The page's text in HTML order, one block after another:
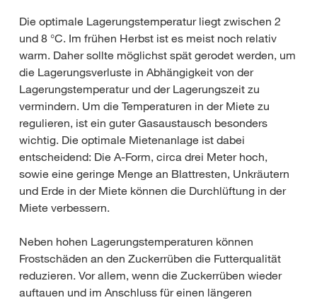
Die optimale Lagerungstemperatur liegt zwischen 2
und 8 °C. Im frühen Herbst ist es meist noch relativ
warm. Daher sollte möglichst spät gerodet werden, um
die Lagerungsverluste in Abhängigkeit von der
Lagerungstemperatur und der Lagerungszeit zu
vermindern. Um die Temperaturen in der Miete zu
regulieren, ist ein guter Gasaustausch besonders
wichtig. Die optimale Mietenanlage ist dabei
entscheidend: Die A-Form, circa drei Meter hoch,
sowie eine geringe Menge an Blattresten, Unkräutern
und Erde in der Miete können die Durchlüftung in der
Miete verbessern.
Neben hohen Lagerungstemperaturen können
Frostschäden an den Zuckerrüben die Futterqualität
reduzieren. Vor allem, wenn die Zuckerrüben wieder
auftauen und im Anschluss für einen längeren